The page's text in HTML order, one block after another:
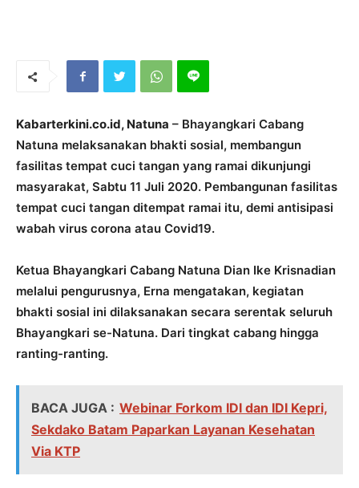
Kabarterkini.co.id, Natuna – Bhayangkari Cabang
Natuna melaksanakan bhakti sosial, membangun
fasilitas tempat cuci tangan yang ramai dikunjungi
masyarakat, Sabtu 11 Juli 2020. Pembangunan fasilitas
tempat cuci tangan ditempat ramai itu, demi antisipasi
wabah virus corona atau Covid19.
Ketua Bhayangkari Cabang Natuna Dian Ike Krisnadian
melalui pengurusnya, Erna mengatakan, kegiatan
bhakti sosial ini dilaksanakan secara serentak seluruh
Bhayangkari se-Natuna. Dari tingkat cabang hingga
ranting-ranting.
BACA JUGA : Webinar Forkom IDI dan IDI Kepri,
Sekdako Batam Paparkan Layanan Kesehatan
Via KTP